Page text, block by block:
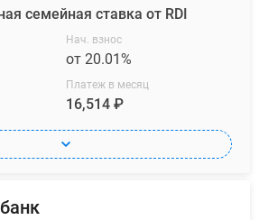
семейная ставка от RDI
Нач. взнос
от 20.01%
Платеж в месяц
16,514 ₽